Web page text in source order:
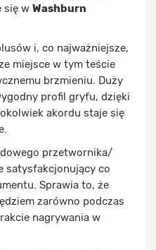
się w Washburn
i, co najważniejsze,
miejsce w tym teście
brzmieniu. Duży
profil gryfu, dzięki
akordu staje się
przetwornika/
satysfakcjonujący co
Sprawia to, że
zarówno podczas
nagrywania w